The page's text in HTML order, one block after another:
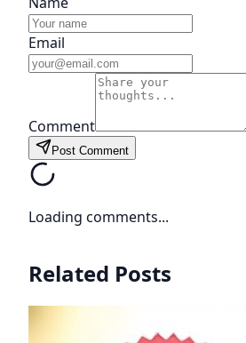
Email
Comment
Post Comment
Loading comments...
Related Posts